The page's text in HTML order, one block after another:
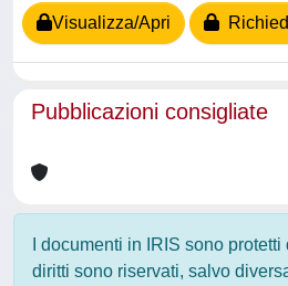
Visualizza/Apri
Pubblicazioni consigliate
I documenti in IRIS sono
diritti sono riservati, salvo